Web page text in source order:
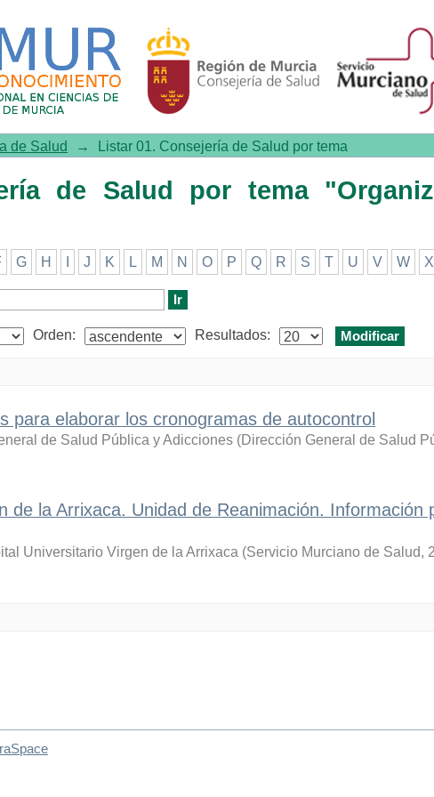
Salud por tema "Organización y
de Salud → Listar 01. Consejería de Salud por tema
de Salud por tema
G H J K L M N O P Q R S T U V W X
Orden: Resultados:
para elaborar los cronogramas de autocontrol
de Salud Pública y Adicciones (Dirección General de Salud
de la Arrixaca. Unidad de Reanimación. Información
Universitario Virgen de la Arrixaca (Servicio Murciano de Salud,